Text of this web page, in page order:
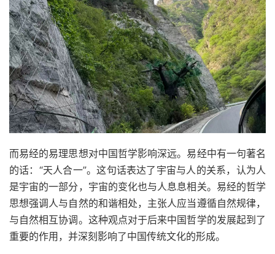
而易经的易理思想对中国哲学影响深远。易经中有一句著名
的话：“天人合一”。这句话表达了宇宙与人的关系，认为人
是宇宙的一部分，宇宙的变化也与人息息相关。易经的哲学
思想强调人与自然的和谐相处，主张人应当遵循自然规律，
与自然相互协调。这种观点对于后来中国哲学的发展起到了
重要的作用，并深刻影响了中国传统文化的形成。